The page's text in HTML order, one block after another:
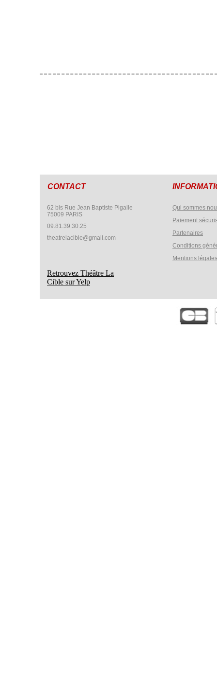
CONTACT
62 bis Rue Jean Baptiste Pigalle
75009 PARIS
09.81.39.30.25
theatrelacible@gmail.com
Retrouvez Théâtre La
Cible sur Yelp
Qui sommes
Paiement
Partenaires
Conditions
Mentions légales